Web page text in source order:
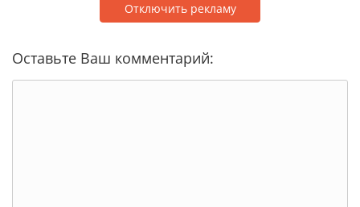
Отключить рекламу
Оставьте Ваш комментарий: